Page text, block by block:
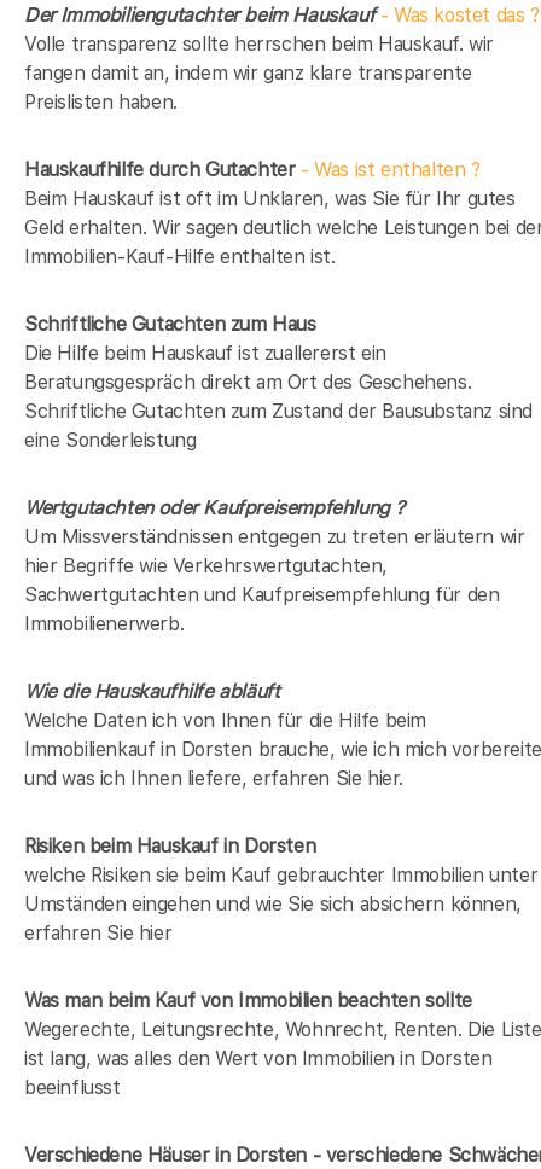
Der Immobiliengutachter beim Hauskauf- Was kostet das ?
Volle transparenz sollte herrschen beim Hauskauf. wir
fangen damit an, indem wir ganz klare transparente
Preislisten haben.
Hauskaufhilfe durch Gutachter- Was ist enthalten ?
Beim Hauskauf ist oft im Unklaren, was Sie für Ihr gutes
Geld erhalten. Wir sagen deutlich welche Leistungen bei
Immobilien-Kauf-Hilfe enthalten ist.
Schriftliche Gutachten zum Haus
Die Hilfe beim Hauskauf ist zuallererst ein
Beratungsgespräch direkt am Ort des Geschehens.
Schriftliche Gutachten zum Zustand der Bausubstanz sind
eine Sonderleistung
Wertgutachten oder Kaufpreisempfehlung ?
Um Missverständnissen entgegen zu treten erläutern wir
hier Begriffe wie Verkehrswertgutachten,
Sachwertgutachten und Kaufpreisempfehlung für den
Immobilienerwerb.
Wie die Hauskaufhilfe abläuft
Welche Daten ich von Ihnen für die Hilfe beim
Immobilienkauf in Dorsten brauche, wie ich mich vorbereite
und was ich Ihnen liefere, erfahren Sie hier.
Risiken beim Hauskaufin Dorsten
welche Risiken sie beim Kauf gebrauchter Immobilien unter
Umständen eingehen und wie Sie sich absichern können,
erfahren Sie hier
Was man beim Kauf von Immobilien beachten sollte
Wegerechte, Leitungsrechte, Wohnrecht, Renten. Die Liste
ist lang, was alles den Wert von Immobilien in Dorsten
beeinflusst
Verschiedene Häuser in Dorsten - verschiedene